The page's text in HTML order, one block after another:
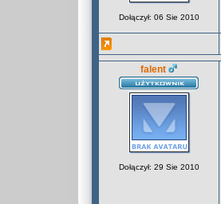
Dołączył: 06 Sie 2010
falent
Dołączył: 29 Sie 2010